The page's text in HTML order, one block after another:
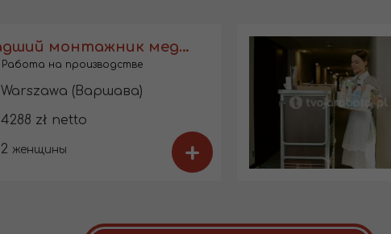
Младший монтажник медицинских изделий
Работа на производстве
Warszawa (Варшава)
4288 zł netto
2 женщины +